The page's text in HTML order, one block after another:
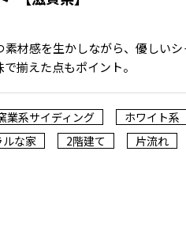
材感を生かしながら、優しい
揃えた点もポイント。
業系サイディング ホワイト系
な家 2階建て 片流れ